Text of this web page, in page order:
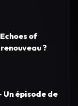
of
?
Un épisode de